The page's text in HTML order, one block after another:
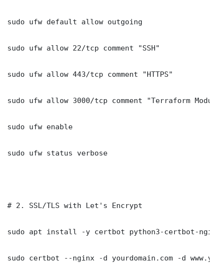
sudo ufw default allow outgoing
sudo ufw allow 22/tcp comment "SSH"
sudo ufw allow 443/tcp comment "HTTPS"
sudo ufw allow 3000/tcp comment "Terraform
sudo ufw enable
sudo ufw status verbose
# 2. SSL/TLS with Let's Encrypt
sudo apt install -y certbot python3-certbot-
sudo certbot --nginx -d yourdomain.com -d